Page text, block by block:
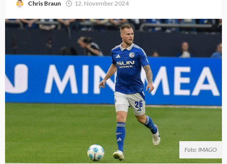
Chris Braun 12. November 2024
Foto: IMAGO